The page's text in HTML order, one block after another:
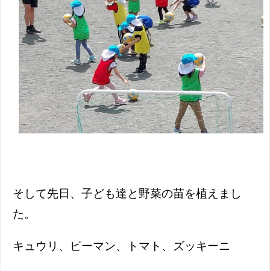
そして先日、子ども達と野菜の苗を植えまし
た。
キュウリ、ピーマン、トマト、ズッキーニ